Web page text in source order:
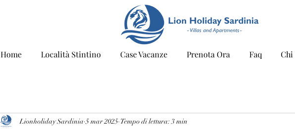
Home Località Stintino Case Vacanze Prenota Ora Faq Chi
Lionholiday Sardinia 5 mar 2025 Tempo di lettura: 3 min